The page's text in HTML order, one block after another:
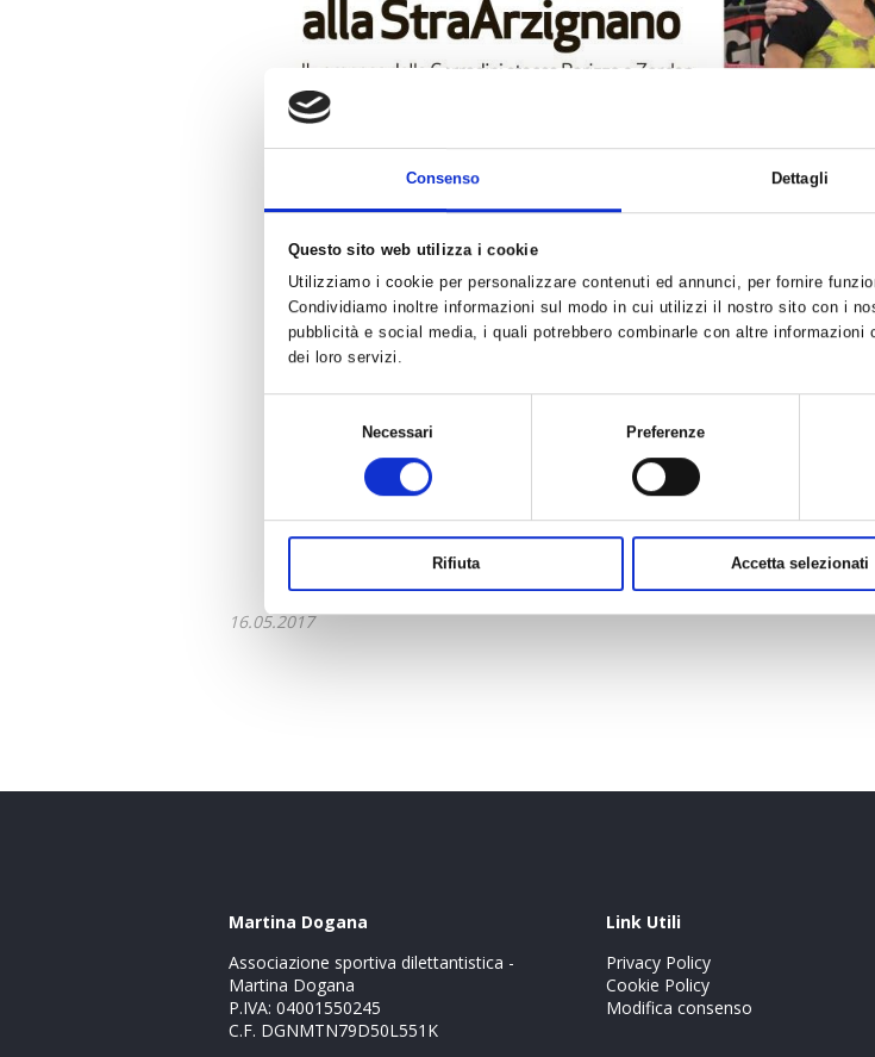
Consenso Dettagli
Questo sito web utilizza i cookie
Utilizziamo i cookie per personalizzare contenuti ed annunci, per fornire
Condividiamo inoltre informazioni sul modo in cui utilizzi il nostro sito con i
pubblicità e social media, i quali potrebbero combinarle con altre
dei loro servizi.
Necessari Preferenze
Rifiuta Accetta selezionati
16.05.2017
Martina Dogana
Associazione sportiva dilettantistica -
Martina Dogana
P.IVA: 04001550245
C.F. DGNMTN79D50L551K
Link Utili
Privacy Policy
Cookie Policy
Modifica consenso